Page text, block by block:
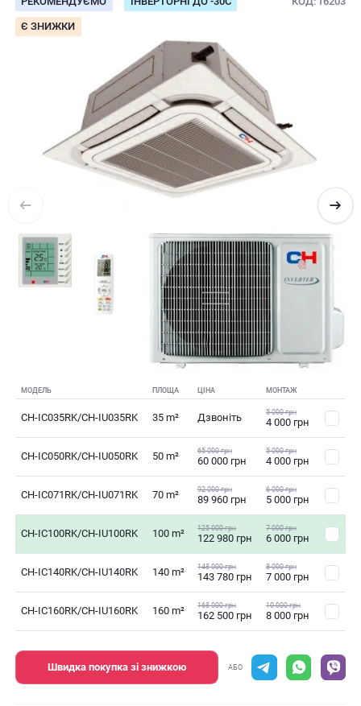
Є ЗНИЖКИ
МОДЕЛЬ ПЛОЩА ЦІНА МОНТАЖ
CH-IC035RK/CH-IU035RK 35 m² Дзвоніть 5 000 грн
4 000 грн
CH-IC050RK/CH-IU050RK 50 m² 65 000 грн
60 000 грн
5 000 грн
4 000 грн
CH-IC071RK/CH-IU071RK 70 m² 92 000 грн
89 960 грн
6 000 грн
5 000 грн
CH-IC100RK/CH-IU100RK 100 m² 125 000 грн
122 980 грн
7 000 грн
6 000 грн
CH-IC140RK/CH-IU140RK 140 m² 148 000 грн
143 780 грн
8 000 грн
7 000 грн
CH-IC160RK/CH-IU160RK 160 m² 168 000 грн
162 500 грн
10 000 грн
8 000 грн
Швидка покупка зі знижкою АБО